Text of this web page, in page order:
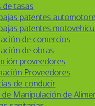
de tasas
patentes
patentes
de comercios
de obras
proveedores
Proveedores
de conducir
de Manipulación de